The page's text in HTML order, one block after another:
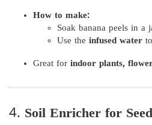
How to make:
Soak banana peels in
Use the infused water
Great for indoor plants,
4. Soil Enricher for